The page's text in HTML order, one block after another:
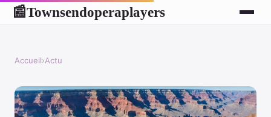
📰Townsendoperaplayers
Accueil›Actu